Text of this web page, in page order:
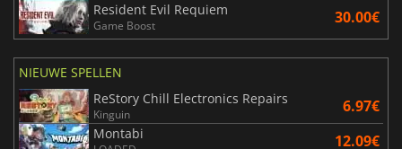
Resident Evil Requiem
Game Boost 30.00€
NIEUWE SPELLEN
ReStory Chill Electronics Repairs
Kinguin 6.97€
Montabi 12.09€